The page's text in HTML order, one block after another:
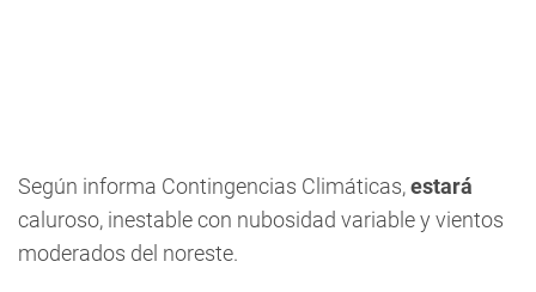
Según informa Contingencias Climáticas,estará
caluroso, inestable con nubosidad variable y vientos
moderados del noreste.